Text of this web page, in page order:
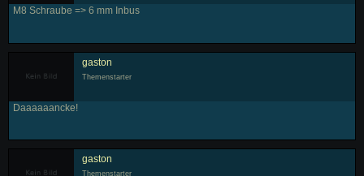
M8 Schraube => 6 mm Inbus
gaston
Themenstarter
Daaaaaancke!
gaston
Themenstarter